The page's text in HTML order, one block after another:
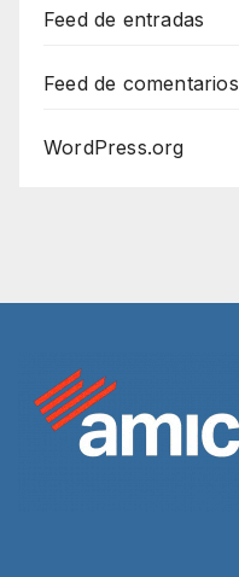
Feed de entradas
Feed de comentarios
WordPress.org